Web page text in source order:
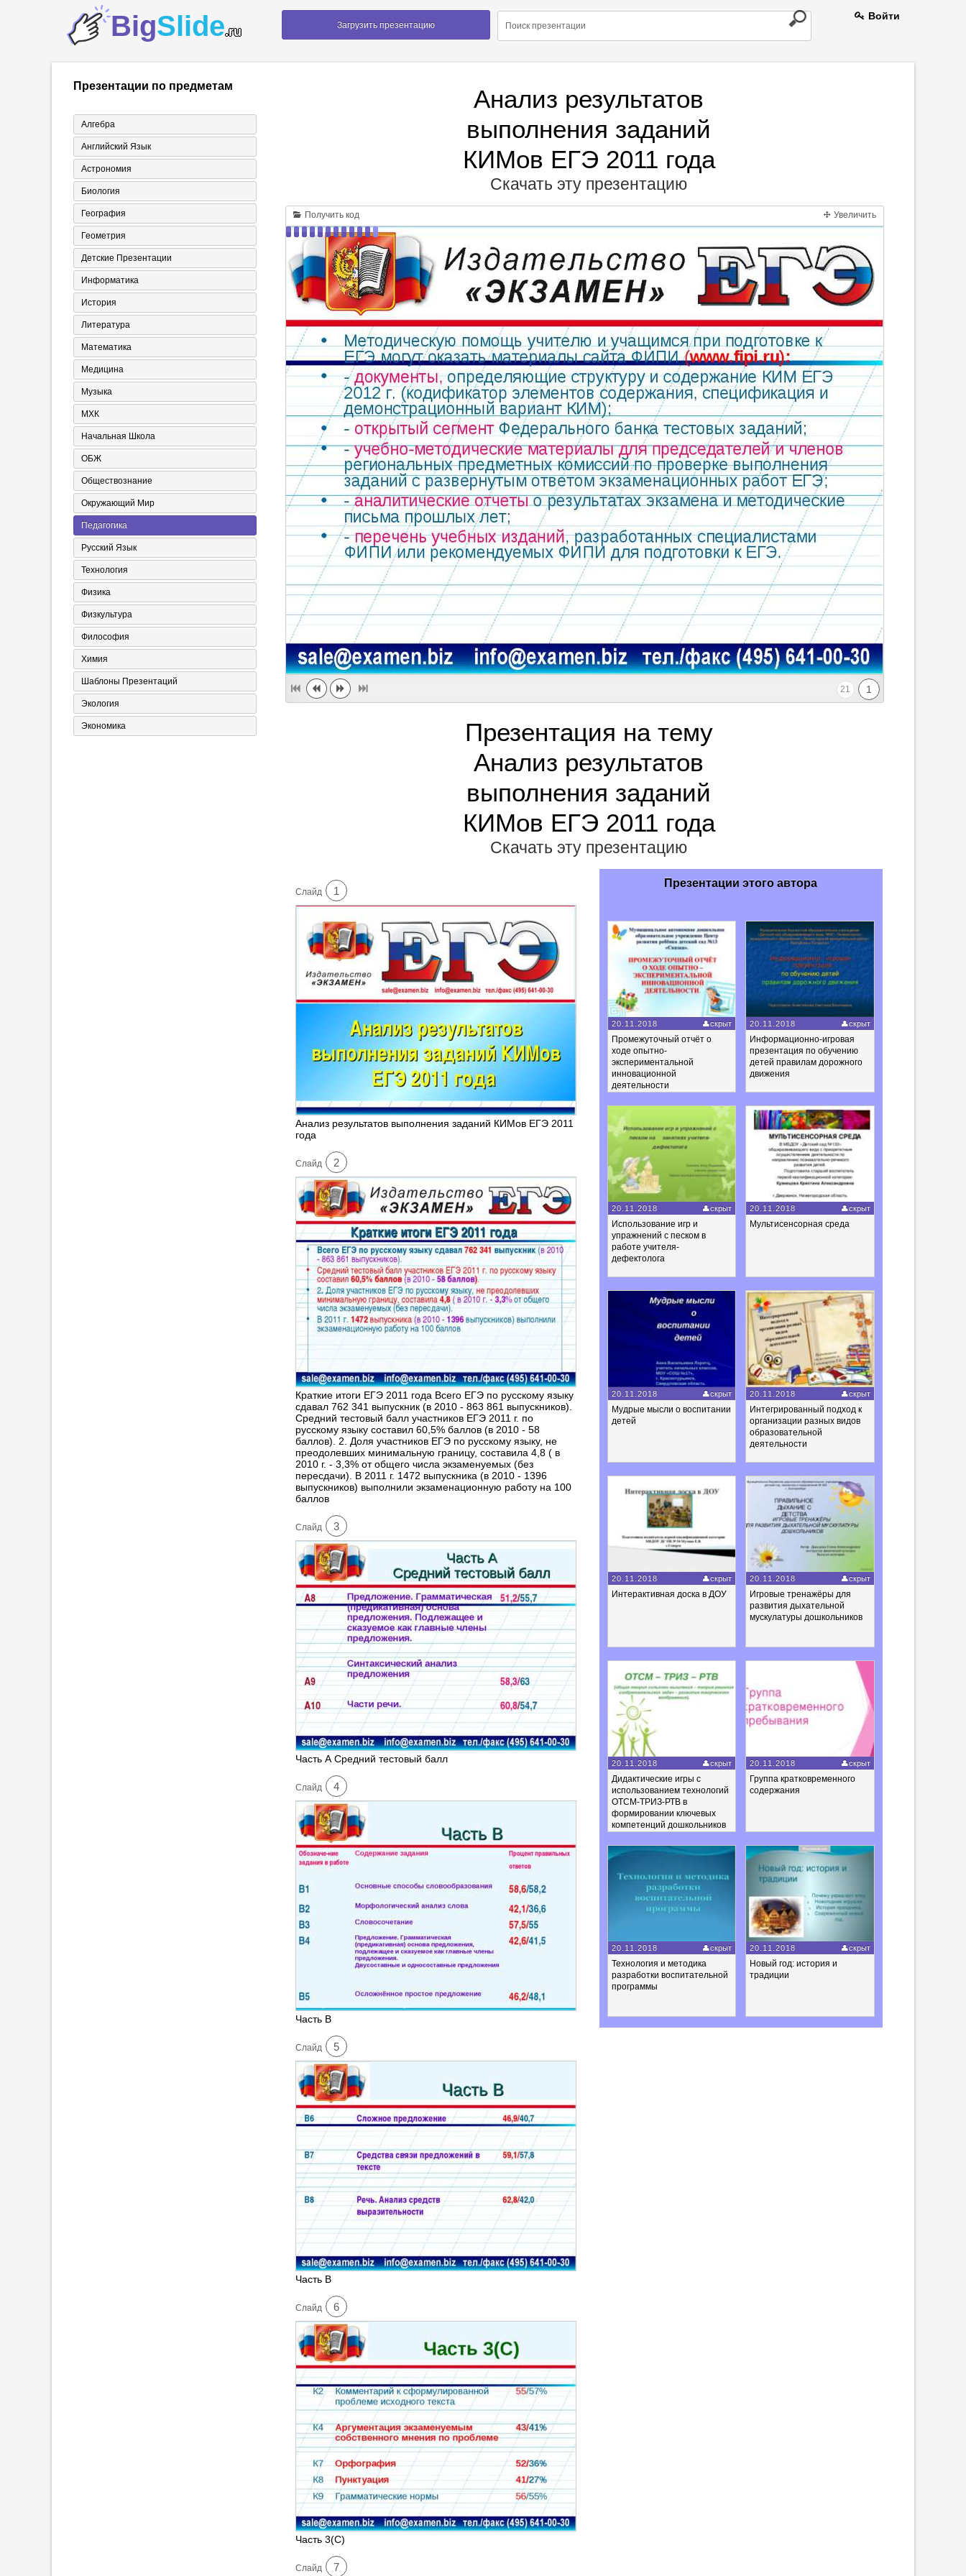
BigSlide.ru Загрузить презентацию
Войти
Презентации по предметам
Алгебра
Английский Язык
Астрономия
Биология
География
Геометрия
Детские Презентации
Информатика
История
Литература
Математика
Медицина
Музыка
МХК
Начальная Школа
ОБЖ
Обществознание
Окружающий Мир
Педагогика
Русский Язык
Технология
Физика
Физкультура
Философия
Химия
Шаблоны Презентаций
Экология
Экономика
Анализ результатов
выполнения заданий
КИМов ЕГЭ 2011 года
Скачать эту презентацию
Получить код Увеличить
1
21
Презентация на тему
Анализ результатов
выполнения заданий
КИМов ЕГЭ 2011 года
Скачать эту презентацию
Cлайд 1
Анализ результатов выполнения заданий КИМов ЕГЭ 2011
года
Cлайд 2
Краткие итоги ЕГЭ 2011 года Всего ЕГЭ по русскому языку
сдавал 762 341 выпускник (в 2010 - 863 861 выпускников).
Средний тестовый балл участников ЕГЭ 2011 г. по
русскому языку составил 60,5% баллов (в 2010 - 58
баллов). 2. Доля участников ЕГЭ по русскому языку, не
преодолевших минимальную границу, составила 4,8 ( в
2010 г. - 3,3% от общего числа экзаменуемых (без
пересдачи). В 2011 г. 1472 выпускника (в 2010 - 1396
выпускников) выполнили экзаменационную работу на 100
баллов
Cлайд 3
Часть А Средний тестовый балл
Cлайд 4
Часть В
Cлайд 5
Часть В
Cлайд 6
Часть 3(С)
Cлайд 7
Презентации этого автора
20.11.2018 скрыт
Промежуточный отчёт о
ходе опытно-
экспериментальной
инновационной
деятельности
20.11.2018 скрыт
Информационно-игровая
презентация по обучению
детей правилам дорожного
движения
20.11.2018 скрыт
Использование игр и
упражнений с песком в
работе учителя-
дефектолога
20.11.2018 скрыт
Мультисенсорная среда
20.11.2018 скрыт
Мудрые мысли о воспитании
детей
20.11.2018 скрыт
Интегрированный подход к
организации разных видов
образовательной
деятельности
20.11.2018 скрыт
Интерактивная доска в ДОУ
20.11.2018 скрыт
Игровые тренажёры для
развития дыхательной
мускулатуры дошкольников
20.11.2018 скрыт
Дидактические игры с
использованием технологий
ОТСМ-ТРИЗ-РТВ в
формировании ключевых
компетенций дошкольников
20.11.2018 скрыт
Группа кратковременного
содержания
20.11.2018 скрыт
Технология и методика
разработки воспитательной
программы
20.11.2018 скрыт
Новый год: история и
традиции